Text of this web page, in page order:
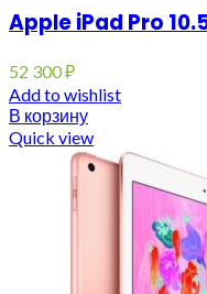
Apple iPad Pro
52 300₽
Add to wishlist
В корзину
Quick view